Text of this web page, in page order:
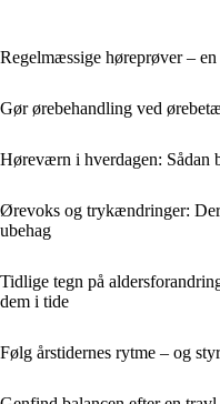
Regelmæssige høreprøver –
Gør ørebehandling ved
Høreværn i hverdagen: Sådan
Ørevoks og trykændringer:
ubehag
Tidlige tegn på
dem i tide
Følg årstidernes rytme – og